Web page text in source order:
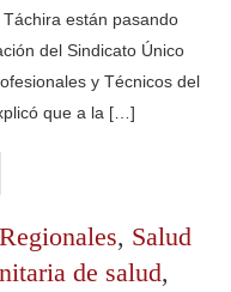
están pasando
del Sindicato Único
y Técnicos del
que a la […]
Regionales, Salud
de salud,